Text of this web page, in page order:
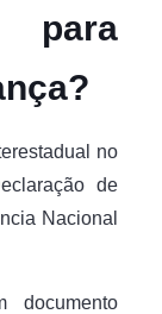
no
de
Nacional
documento